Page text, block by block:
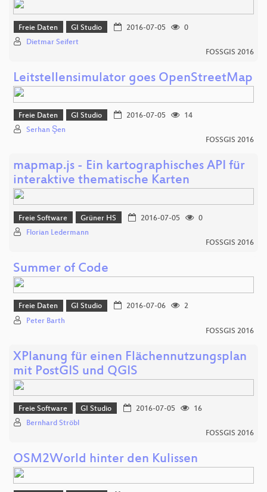
Freie Daten GI Studio 2016-07-05
0
Dietmar Seifert
FOSSGIS 2016
Leitstellensimulator goes OpenStreetMap
Freie Daten GI Studio 2016-07-05
14
Serhan Şen
FOSSGIS 2016
mapmap.js - Ein kartographisches API für
interaktive thematische Karten
Freie Software Grüner HS 2016-07-05
0
Florian Ledermann
FOSSGIS 2016
Summer of Code
Freie Daten GI Studio 2016-07-06
2
Peter Barth
FOSSGIS 2016
XPlanung für einen Flächennutzungsplan
mit PostGIS und QGIS
Freie Software GI Studio 2016-07-05
16
Bernhard Ströbl
FOSSGIS 2016
OSM2World hinter den Kulissen